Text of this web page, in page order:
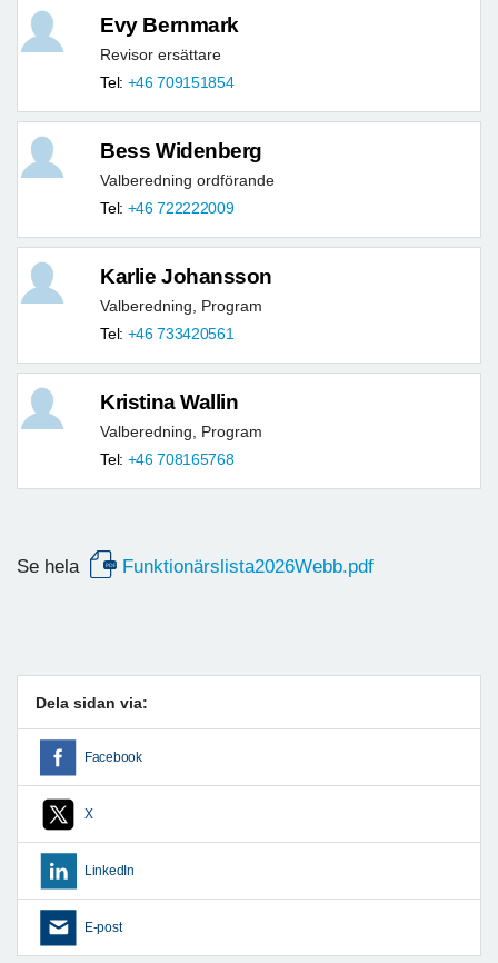
Evy Bernmark
Revisor ersättare
Tel: +46 709151854
Bess Widenberg
Valberedning ordförande
Tel: +46 722222009
Karlie Johansson
Valberedning, Program
Tel: +46 733420561
Kristina Wallin
Valberedning, Program
Tel: +46 708165768
Se hela Funktionärslista2026Webb.pdf
Dela sidan via:
Facebook
X
LinkedIn
E-post